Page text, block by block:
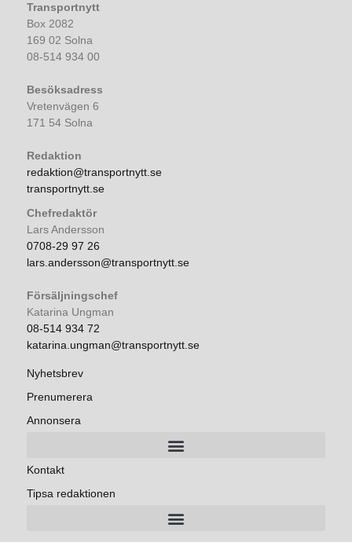
Transportnytt
Box 2082
169 02 Solna
08-514 934 00
Besöksadress
Vretenvägen 6
171 54 Solna
Redaktion
redaktion@transportnytt.se
transportnytt.se
Chefredaktör
Lars Andersson
0708-29 97 26
lars.andersson@transportnytt.se
Försäljningschef
Katarina Ungman
08-514 934 72
katarina.ungman@transportnytt.se
Nyhetsbrev
Prenumerera
Annonsera
Kontakt
Tipsa redaktionen